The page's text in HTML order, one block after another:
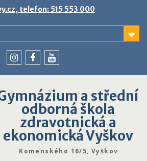
telefon: 515 553 000
a střední
odborná škola
zdravotnická a
ekonomická Vyškov
Komenského 16/5, Vyškov